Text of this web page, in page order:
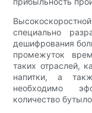
специально
дешифрования
промежуток
таких отраслей,
напитки, а
необходимо
количество